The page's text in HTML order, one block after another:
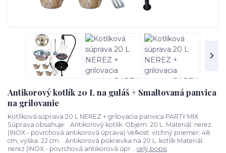
Antikorový kotlík 20 L na guláš + Smaltovaná panvica
na grilovanie
Kotlíková súprava 20 L NEREZ + grilovacia panvica PARTY MIX
Súprava obsahuje: Antikorový kotlík. Objem: 20 L. Materiál: nerez
(INOX - povrchová antikorová úprava) Veľkosť: vrchný priemer: 48
cm, výška: 22 cm. Antikorová pokrievka na 20 L. kotlík Materiál:
nerez (INOX - povrchová antikorová úpr... celý popis